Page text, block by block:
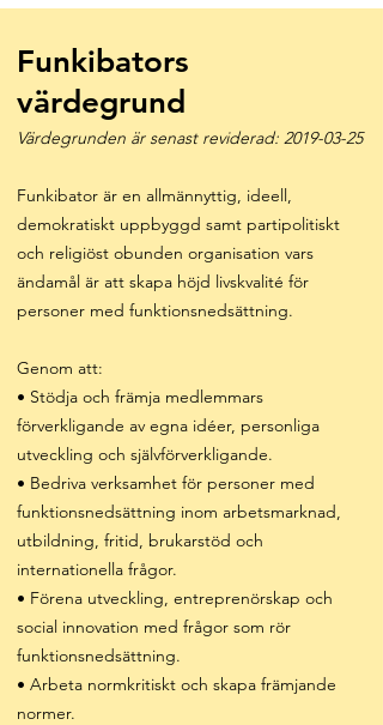
Funkibators
värdegrund
Värdegrunden är senast reviderad: 2019-03-25
Funkibator är en allmännyttig, ideell,
demokratiskt uppbyggd samt partipolitiskt
och religiöst obunden organisation vars
ändamål är att skapa höjd livskvalité för
personer med funktionsnedsättning.
Genom att:
• Stödja och främja medlemmars
förverkligande av egna idéer, personliga
utveckling och självförverkligande.
• Bedriva verksamhet för personer med
funktionsnedsättning inom arbetsmarknad,
utbildning, fritid, brukarstöd och
internationella frågor.
• Förena utveckling, entreprenörskap och
social innovation med frågor som rör
funktionsnedsättning.
• Arbeta normkritiskt och skapa främjande
normer.